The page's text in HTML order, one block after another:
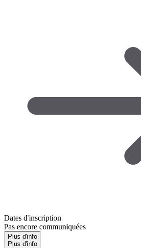
Dates d'inscription
Pas encore communiquées
Plus d'info
Plus d'info